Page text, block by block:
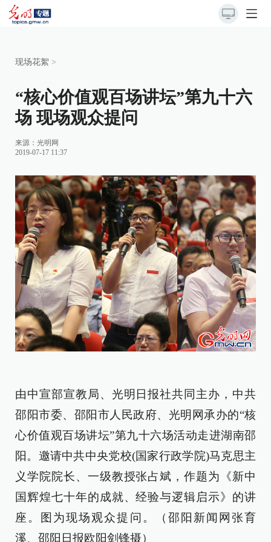
现场花絮 >
“核心价值观百场讲坛”第九十六
场 现场观众提问
来源： 光明网
2019-07-17 11:37
由中宣部宣教局、光明日报社共同主办，中共
邵阳市委、邵阳市人民政府、光明网承办的“核
心价值观百场讲坛”第九十六场活动走进湖南邵
阳。邀请中共中央党校(国家行政学院)马克思主
义学院院长、一级教授张占斌，作题为《新中
国辉煌七十年的成就、经验与逻辑启示》的讲
座。图为现场观众提问。（邵阳新闻网张育
溪、邵阳日报欧阳剑锋摄）